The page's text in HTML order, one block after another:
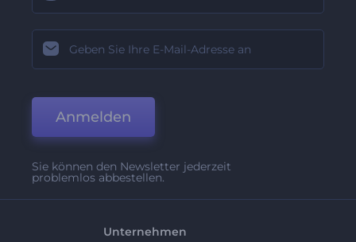
Anmelden
Sie können den Newsletter jederzeit
problemlos abbestellen.
Unternehmen